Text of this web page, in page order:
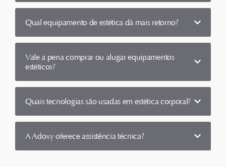
Qual equipamento de estética dá mais retorno?
Vale a pena comprar ou alugar equipamentos
estéticos?
Quais tecnologias são usadas em estética corporal?
A Adoxy oferece assistência técnica?